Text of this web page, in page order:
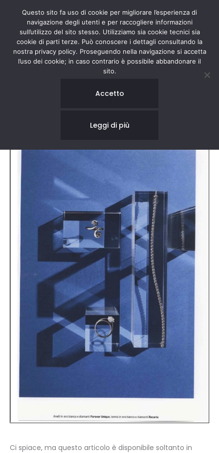
IO DONNA
Ci spiace, ma questo articolo è disponibile soltanto in
Questo sito fa uso di cookie per migliorare l’esperienza di
navigazione degli utenti e per raccogliere informazioni
sull’utilizzo del sito stesso. Utilizziamo sia cookie tecnici sia
cookie di parti terze. Può conoscere i dettagli consultando la
nostra privacy policy. Proseguendo nella navigazione si accetta
l’uso dei cookie; in caso contrario è possibile abbandonare il
sito.
Accetto
Leggi di più